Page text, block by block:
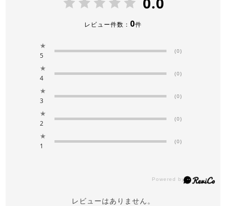
レビュー件数： 0件
★
5
(0)
★
4
(0)
★
3
(0)
★
2
(0)
★
1
(0)
レビューはありません。